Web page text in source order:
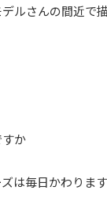
ルさんの間近で
か
は毎日かわりま